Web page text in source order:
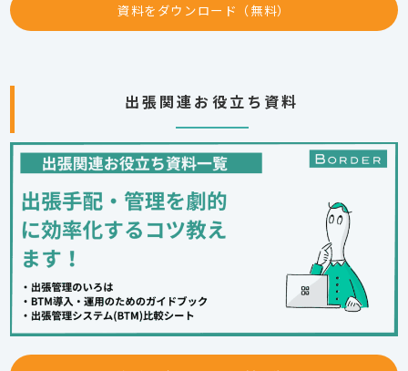
資料をダウンロード（無料）
出張関連お役立ち資料